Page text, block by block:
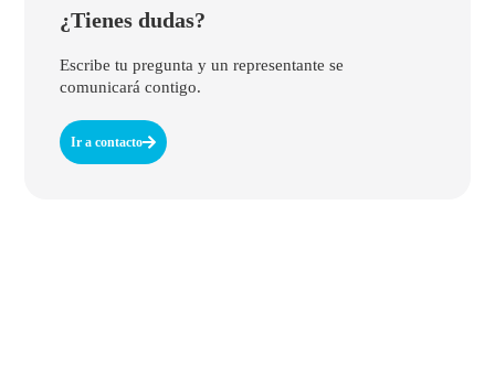
¿Tienes dudas?
Escribe tu pregunta y un representante se
comunicará contigo.
Ir a contacto